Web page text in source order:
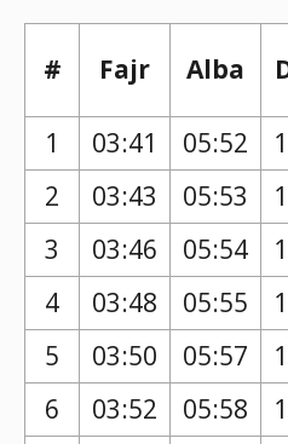
# Fajr Alba
1
03:41 05:52
2
03:43 05:53
3
03:46 05:54
4
03:48 05:55
5
03:50 05:57
6
03:52 05:58